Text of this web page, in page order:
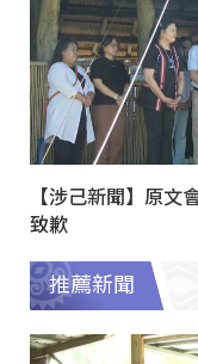
【涉己新聞】原
致歉
推薦新聞